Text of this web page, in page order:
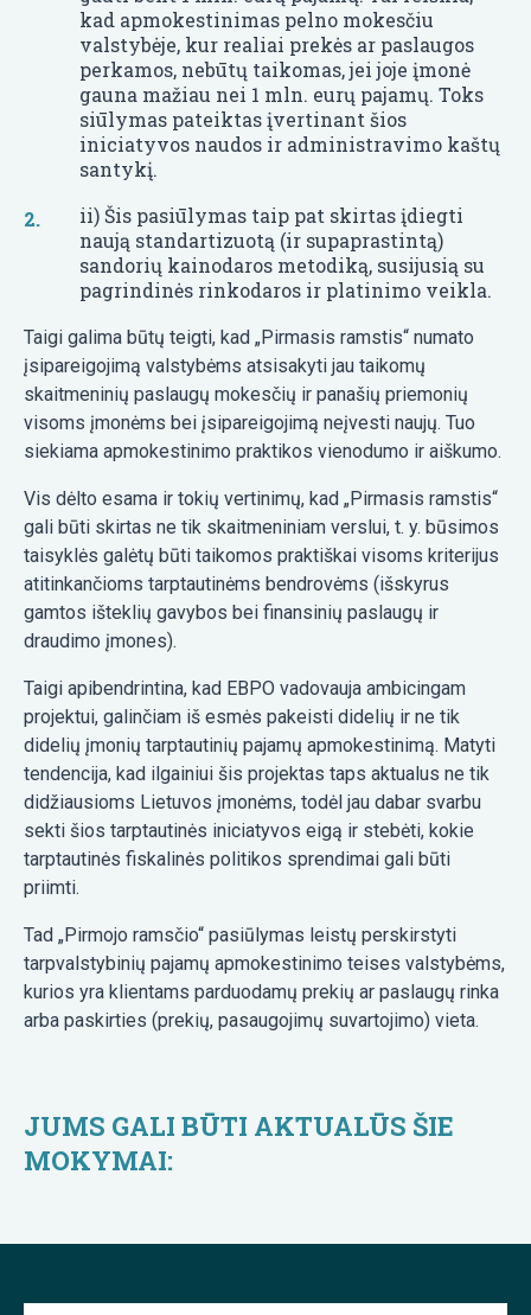
kad apmokestinimas pelno mokesčiu
valstybėje, kur realiai prekės ar paslaugos
perkamos, nebūtų taikomas, jei joje įmonė
gauna mažiau nei 1 mln. eurų pajamų. Toks
siūlymas pateiktas įvertinant šios
iniciatyvos naudos ir administravimo kaštų
santykį.
ii) Šis pasiūlymas taip pat skirtas įdiegti
naują standartizuotą (ir supaprastintą)
sandorių kainodaros metodiką, susijusią su
pagrindinės rinkodaros ir platinimo veikla.
Taigi galima būtų teigti, kad „Pirmasis ramstis“ numato
įsipareigojimą valstybėms atsisakyti jau taikomų
skaitmeninių paslaugų mokesčių ir panašių priemonių
visoms įmonėms bei įsipareigojimą neįvesti naujų. Tuo
siekiama apmokestinimo praktikos vienodumo ir aiškumo.
Vis dėlto esama ir tokių vertinimų, kad „Pirmasis ramstis“
gali būti skirtas ne tik skaitmeniniam verslui, t. y. būsimos
taisyklės galėtų būti taikomos praktiškai visoms kriterijus
atitinkančioms tarptautinėms bendrovėms (išskyrus
gamtos išteklių gavybos bei finansinių paslaugų ir
draudimo įmones).
Taigi apibendrintina, kad EBPO vadovauja ambicingam
projektui, galinčiam iš esmės pakeisti didelių ir ne tik
didelių įmonių tarptautinių pajamų apmokestinimą. Matyti
tendencija, kad ilgainiui šis projektas taps aktualus ne tik
didžiausioms Lietuvos įmonėms, todėl jau dabar svarbu
sekti šios tarptautinės iniciatyvos eigą ir stebėti, kokie
tarptautinės fiskalinės politikos sprendimai gali būti
priimti.
Tad „Pirmojo ramsčio“ pasiūlymas leistų perskirstyti
tarpvalstybinių pajamų apmokestinimo teises valstybėms,
kurios yra klientams parduodamų prekių ar paslaugų rinka
arba paskirties (prekių, pasaugojimų suvartojimo) vieta.
JUMS GALI BŪTI AKTUALŪS ŠIE
MOKYMAI: